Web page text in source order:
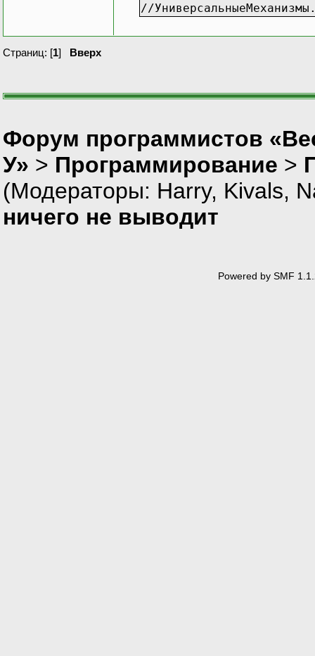
//
Страниц: [1] Вверх
Форум программистов
У» > Программирование >
(Модераторы: Harry, Kivals,
ничего не выводит
Powered by SMF